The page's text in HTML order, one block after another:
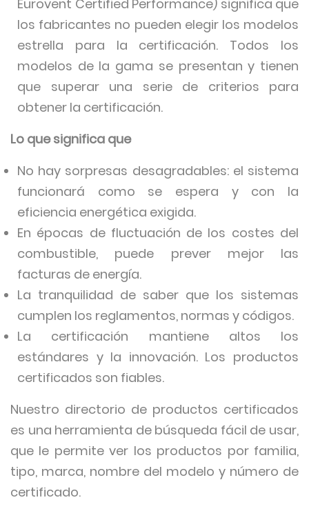
Eurovent Certified Performance) significa que
los fabricantes no pueden elegir los modelos
estrella para la certificación. Todos los
modelos de la gama se presentan y tienen
que superar una serie de criterios para
obtener la certificación.
Lo que significa que
No hay sorpresas desagradables: el sistema
funcionará como se espera y con la
eficiencia energética exigida.
En épocas de fluctuación de los costes del
combustible, puede prever mejor las
facturas de energía.
La tranquilidad de saber que los sistemas
cumplen los reglamentos, normas y códigos.
La certificación mantiene altos los
estándares y la innovación. Los productos
certificados son fiables.
Nuestro directorio de productos certificados
es una herramienta de búsqueda fácil de usar,
que le permite ver los productos por familia,
tipo, marca, nombre del modelo y número de
certificado.